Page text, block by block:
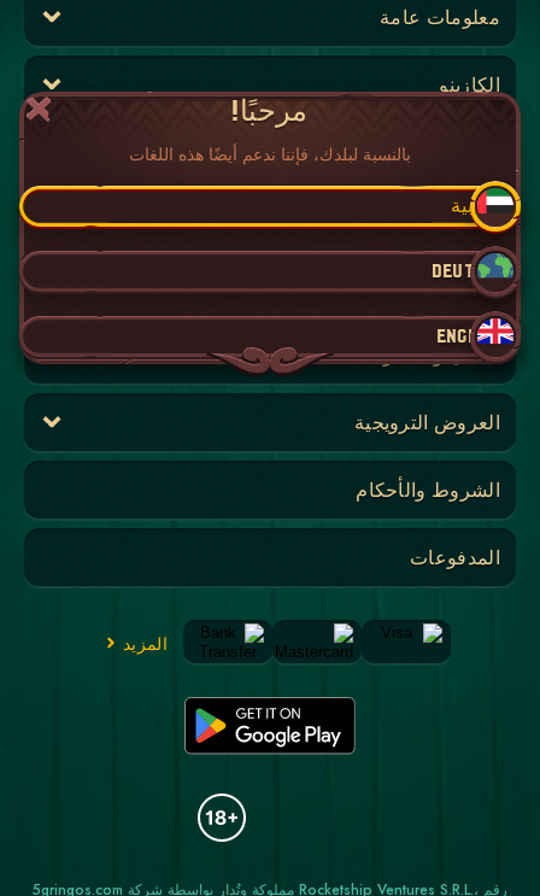
معلومات عامة
الكازينو
الكازينو المباشر
الجاك بوت
الرياضات
الأمان والخصوصية
العروض الترويجية
الشروط والأحكام
المدفوعات
المزيد
5gringos.com مملوكة وتُدار بواسطة شركة Rocketship Ventures S.R.L.، رقم
مرحبًا!
بالنسبة لبلدك، فإننا ندعم أيضًا هذه اللغات
العربية
DEUTSCH
ENGLISH